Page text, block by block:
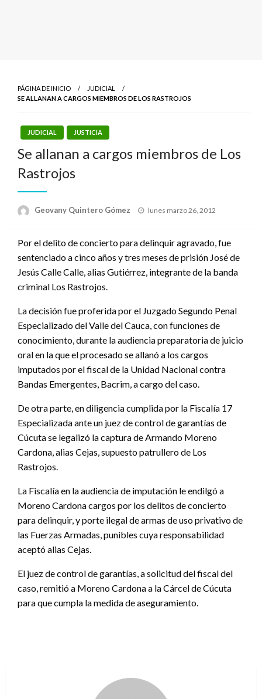
PÁGINA DE INICIO
JUDICIAL
SE ALLANAN A CARGOS MIEMBROS DE LOS RASTROJOS
JUDICIAL JUSTICIA
Se allanan a cargos miembros de Los
Rastrojos
Geovany Quintero Gómez
Publicado
lunes marzo 26, 2012
Por el delito de concierto para delinquir agravado, fue
sentenciado a cinco años y tres meses de prisión José de
Jesús Calle Calle, alias Gutiérrez, integrante de la banda
criminal Los Rastrojos.
La decisión fue proferida por el Juzgado Segundo Penal
Especializado del Valle del Cauca, con funciones de
conocimiento, durante la audiencia preparatoria de juicio
oral en la que el procesado se allanó a los cargos
imputados por el fiscal de la Unidad Nacional contra
Bandas Emergentes, Bacrim, a cargo del caso.
De otra parte, en diligencia cumplida por la Fiscalía 17
Especializada ante un juez de control de garantías de
Cúcuta se legalizó la captura de Armando Moreno
Cardona, alias Cejas, supuesto patrullero de Los
Rastrojos.
La Fiscalía en la audiencia de imputación le endilgó a
Moreno Cardona cargos por los delitos de concierto
para delinquir, y porte ilegal de armas de uso privativo de
las Fuerzas Armadas, punibles cuya responsabilidad
aceptó alias Cejas.
El juez de control de garantías, a solicitud del fiscal del
caso, remitió a Moreno Cardona a la Cárcel de Cúcuta
para que cumpla la medida de aseguramiento.